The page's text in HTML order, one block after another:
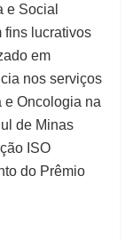
e Social
fins lucrativos
em
nos serviços
e Oncologia na
de Minas
ISO
do Prêmio